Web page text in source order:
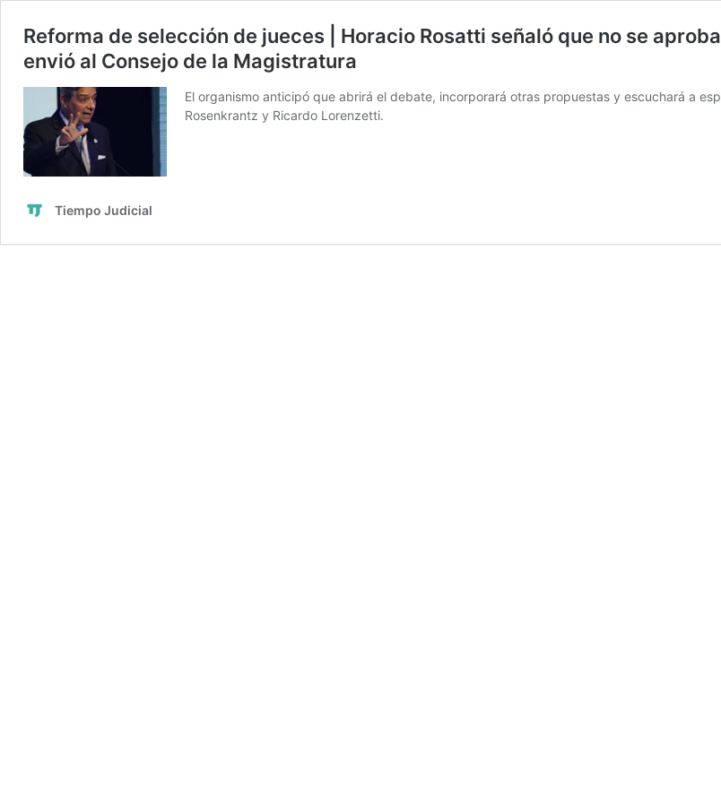
Reforma de selección de jueces | Horacio Rosatti señaló que no se
envió al Consejo de la Magistratura
El organismo anticipó que abrirá el debate, incorporará otras propuestas y escuchará a
Rosenkrantz y Ricardo Lorenzetti.
Tiempo Judicial